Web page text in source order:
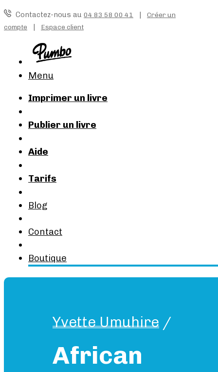
Contactez-nous au 04 83 58 00 41 | Créer un
compte | Espace client
Menu
Imprimer un livre
Publier un livre
Aide
Tarifs
Blog
Contact
Boutique
Yvette Umuhire /
African